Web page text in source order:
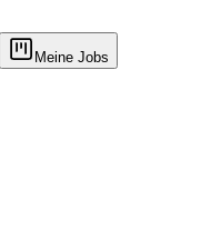
Meine Jobs